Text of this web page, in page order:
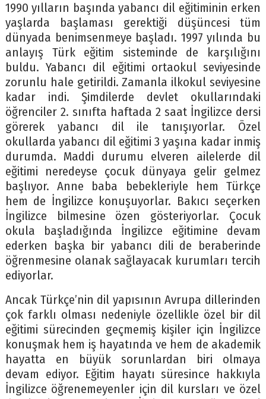
1990 yılların başında yabancı dil eğitiminin erken
yaşlarda başlaması gerektiği düşüncesi tüm
dünyada benimsenmeye başladı. 1997 yılında bu
anlayış Türk eğitim sisteminde de karşılığını
buldu. Yabancı dil eğitimi ortaokul seviyesinde
zorunlu hale getirildi. Zamanla ilkokul seviyesine
kadar indi. Şimdilerde devlet okullarındaki
öğrenciler 2. sınıfta haftada 2 saat İngilizce dersi
görerek yabancı dil ile tanışıyorlar. Özel
okullarda yabancı dil eğitimi 3 yaşına kadar inmiş
durumda. Maddi durumu elveren ailelerde dil
eğitimi neredeyse çocuk dünyaya gelir gelmez
başlıyor. Anne baba bebekleriyle hem Türkçe
hem de İngilizce konuşuyorlar. Bakıcı seçerken
İngilizce bilmesine özen gösteriyorlar. Çocuk
okula başladığında İngilizce eğitimine devam
ederken başka bir yabancı dili de beraberinde
öğrenmesine olanak sağlayacak kurumları tercih
ediyorlar.
Ancak Türkçe’nin dil yapısının Avrupa dillerinden
çok farklı olması nedeniyle özellikle özel bir dil
eğitimi sürecinden geçmemiş kişiler için İngilizce
konuşmak hem iş hayatında ve hem de akademik
hayatta en büyük sorunlardan biri olmaya
devam ediyor. Eğitim hayatı süresince hakkıyla
İngilizce öğrenemeyenler için dil kursları ve özel